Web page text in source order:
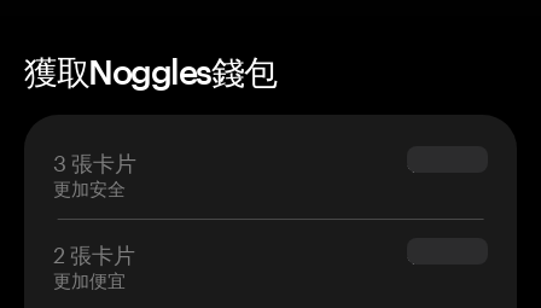
獲取Noggles錢包
3 張卡片
更加安全
$69.90
2 張卡片
更加便宜
$54.90